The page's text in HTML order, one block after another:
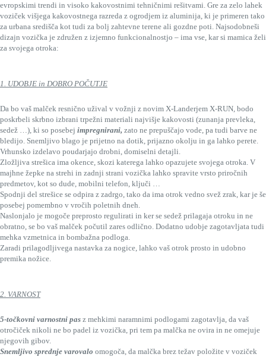
evropskimi trendi in visoko kakovostnimi tehničnimi rešitvami. Gre za zelo lahek
voziček višjega kakovostnega razreda z ogrodjem iz aluminija, ki je primeren tako
za urbana središča kot tudi za bolj zahtevne terene ali gozdne poti. Najsodobneši
dizajn vozička je združen z izjemno funkcionalnostjo – ima vse, kar si mamica želi
za svojega otroka:
1. UDOBJE in DOBRO POČUTJE
Da bo vaš malček resnično užival v vožnji z novim X-Landerjem X-RUN, bodo
poskrbeli skrbno izbrani trpežni materiali najvišje kakovosti (zunanja prevleka,
sedež …), ki so posebej impregnirani, zato ne prepuščajo vode, pa tudi barve ne
bledijo. Snemljivo blago je prijetno na dotik, prijazno okolju in ga lahko perete.
Vrhunsko izdelavo poudarjajo drobni, domiselni detajli.
Zložljiva strešica ima okence, skozi katerega lahko opazujete svojega otroka. V
majhne žepke na strehi in zadnji strani vozička lahko spravite vrsto priročnih
predmetov, kot so dude, mobilni telefon, ključi …
Spodnji del strešice se odpira z zadrgo, tako da ima otrok vedno svež zrak, kar je še
posebej pomembno v vročih poletnih dneh.
Naslonjalo je mogoče preprosto regulirati in ker se sedež prilagaja otroku in ne
obratno, se bo vaš malček počutil zares odlično. Dodatno udobje zagotavljata tudi
mehka vzmetnica in bombažna podloga.
Zaradi prilagodljivega nastavka za nogice, lahko vaš otrok prosto in udobno
premika nožice.
2. VARNOST
5-točkovni varnostni pas z mehkimi naramnimi podlogami zagotavlja, da vaš
otročiček nikoli ne bo padel iz vozička, pri tem pa malčka ne ovira in ne omejuje
njegovih gibov.
Snemljivo sprednje varovalo omogoča, da malčka brez težav položite v voziček